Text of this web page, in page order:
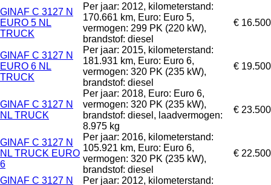
GINAF C 3127 N
EURO 5 NL
TRUCK
Per jaar: 2012, kilometerstand:
170.661 km, Euro: Euro 5,
vermogen: 299 PK (220 kW),
brandstof: diesel
€ 16.500
GINAF C 3127 N
EURO 6 NL
TRUCK
Per jaar: 2015, kilometerstand:
181.931 km, Euro: Euro 6,
vermogen: 320 PK (235 kW),
brandstof: diesel
€ 19.500
GINAF C 3127 N
NL TRUCK
Per jaar: 2018, Euro: Euro 6,
vermogen: 320 PK (235 kW),
brandstof: diesel, laadvermogen:
8.975 kg
€ 23.500
GINAF C 3127 N
NL TRUCK EURO
6
Per jaar: 2016, kilometerstand:
105.921 km, Euro: Euro 6,
vermogen: 320 PK (235 kW),
brandstof: diesel
€ 22.500
GINAF C 3127 N
Per jaar: 2012, kilometerstand: